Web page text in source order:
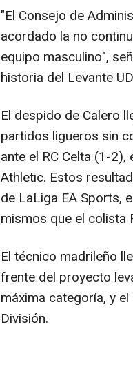
"El Consejo de
acordado la no
equipo masculino",
historia del Levante
El despido de Calero
partidos ligueros sin
ante el RC Celta (1-
Athletic. Estos
de LaLiga EA Sports,
mismos que el colista
El técnico madrileño
frente del proyecto
máxima categoría, y
División.